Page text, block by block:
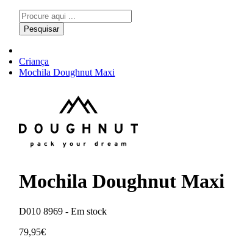
Pesquisar
Criança
Mochila Doughnut Maxi
Mochila Doughnut Maxi
D010 8969 -Em stock
79,95€